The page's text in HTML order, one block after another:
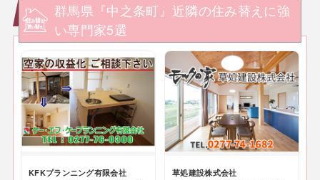
群馬県『中之条町』近隣の住み替えに強
い専門家5選
KFKプランニング有限会社 草処建設株式会社